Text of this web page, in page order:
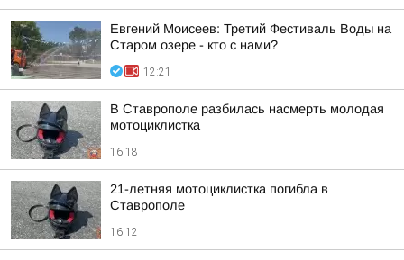
Евгений Моисеев: Третий Фестиваль Воды на
Старом озере - кто с нами?
12:21
В Ставрополе разбилась насмерть молодая
мотоциклистка
16:18
21-летняя мотоциклистка погибла в
Ставрополе
16:12